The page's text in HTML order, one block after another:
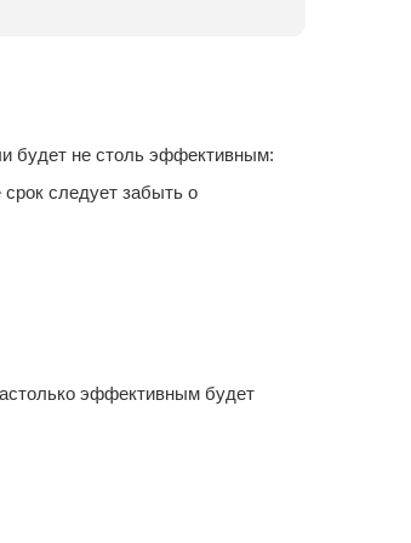
будет не столь эффективным:
следует забыть о
эффективным будет